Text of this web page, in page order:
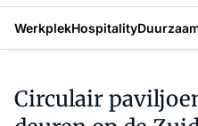
WerkplekHospitality
Circulair